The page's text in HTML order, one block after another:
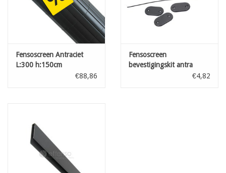
Fensoscreen Antraciet
L:300 h:150cm
€88,86
Fensoscreen
bevestigingskit antra
€4,82